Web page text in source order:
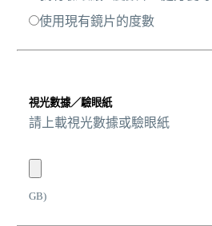
使用現有鏡片的度數
視光數據／驗眼紙
請上載視光數據或驗眼紙
GB)